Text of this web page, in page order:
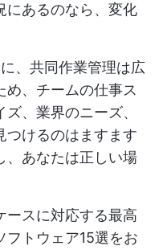
にあるのなら、変化
、共同作業管理は広
め、チームの仕事ス
、業界のニーズ、
つけるのはますます
、あなたは正しい場
ースに対応する最高
フトウェア15選をお